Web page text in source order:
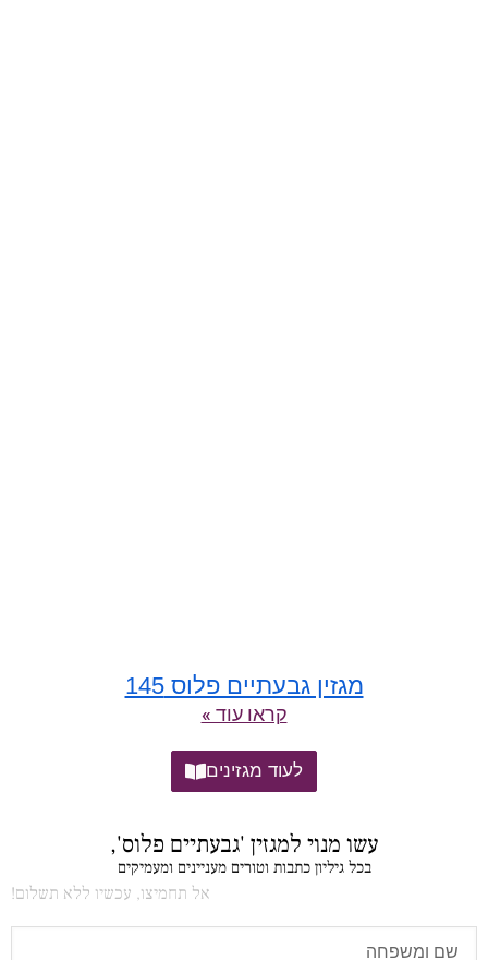
מגזין גבעתיים פלוס 145
קראו עוד »
לעוד מגזינים
עשו מנוי למגזין 'גבעתיים פלוס',
בכל גיליון כתבות וטורים מעניינים ומעמיקים
אל תחמיצו, עכשיו ללא תשלום!